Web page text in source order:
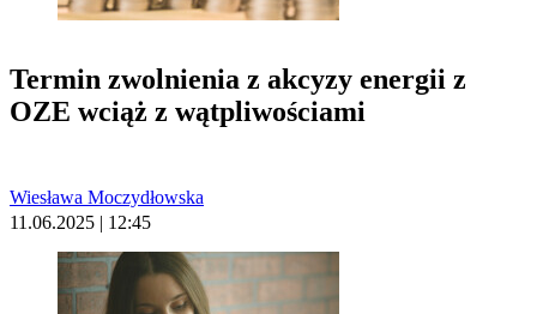
Termin zwolnienia z akcyzy energii z
OZE wciąż z wątpliwościami
Wiesława Moczydłowska
11.06.2025 | 12:45